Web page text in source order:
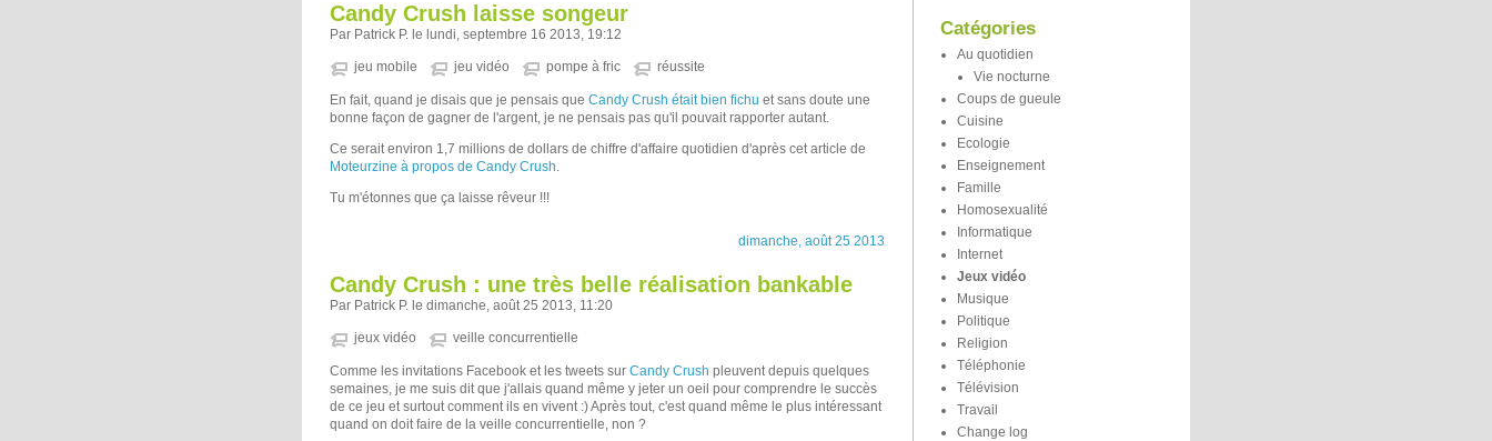
Candy Crush laisse songeur
Par Patrick P. le lundi, septembre 16 2013, 19:12
jeu mobile jeu vidéo pompe à fric réussite
En fait, quand je disais que je pensais que Candy Crush était bien fichu et sans doute une
bonne façon de gagner de l'argent, je ne pensais pas qu'il pouvait rapporter autant.
Ce serait environ 1,7 millions de dollars de chiffre d'affaire quotidien d'après cet article de
Moteurzine à propos de Candy Crush.
Tu m'étonnes que ça laisse rêveur !!!
dimanche, août 25 2013
Candy Crush : une très belle réalisation bankable
Par Patrick P. le dimanche, août 25 2013, 11:20
jeux vidéo veille concurrentielle
Comme les invitations Facebook et les tweets sur Candy Crush pleuvent depuis quelques
semaines, je me suis dit que j'allais quand même y jeter un oeil pour comprendre le succès
de ce jeu et surtout comment ils en vivent :) Après tout, c'est quand même le plus intéressant
quand on doit faire de la veille concurrentielle, non ?
Catégories
Au quotidien
Vie nocturne
Coups de gueule
Cuisine
Ecologie
Enseignement
Famille
Homosexualité
Informatique
Internet
Jeux vidéo
Musique
Politique
Religion
Téléphonie
Télévision
Travail
Change log